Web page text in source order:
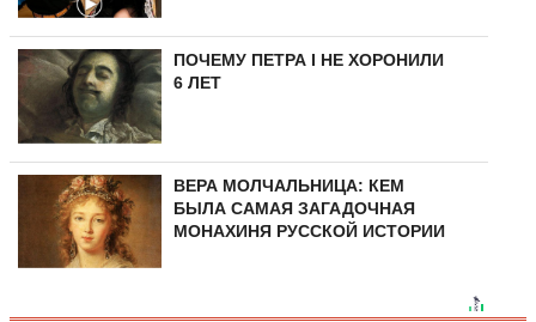
ПОЧЕМУ ПЕТРА I НЕ ХОРОНИЛИ
6 ЛЕТ
ВЕРА МОЛЧАЛЬНИЦА: КЕМ
БЫЛА САМАЯ ЗАГАДОЧНАЯ
МОНАХИНЯ РУССКОЙ ИСТОРИИ